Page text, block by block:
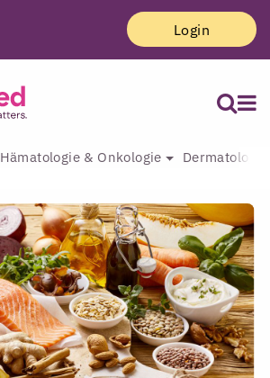
Login
Hämatologie & Onkologie